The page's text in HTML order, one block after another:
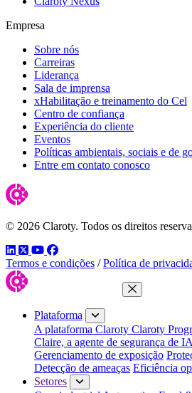
Empresa
Sobre nós
Carreiras
Liderança
Sala de imprensa
xHabilitação e treinamento do Cel
Centro de confiança
Experiência do cliente
Eventos
Políticas ambientais, sociais e de
Entre em contato conosco
© 2026 Claroty. Todos os direitos
LinkedIn
TwitterYouTube
Facebook
Termos e condições / Política de
Fechar menu
Plataforma
A plataforma Claroty Claroty
Claire, a agente de segurança de IA
Gerenciamento de exposição
Detecção de ameaças Eficiência
Setores